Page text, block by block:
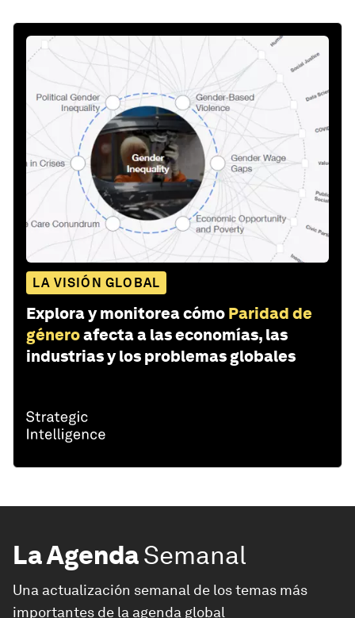
LA VISIÓN GLOBAL
Explora y monitorea cómo Paridad de
géneroafecta a las economías, las
industrias y los problemas globales
La AgendaSemanal
Una actualización semanal de los temas más
importantes de la agenda global